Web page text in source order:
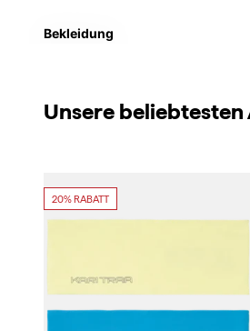
Bekleidung
Unsere beliebtesten
20% RABATT